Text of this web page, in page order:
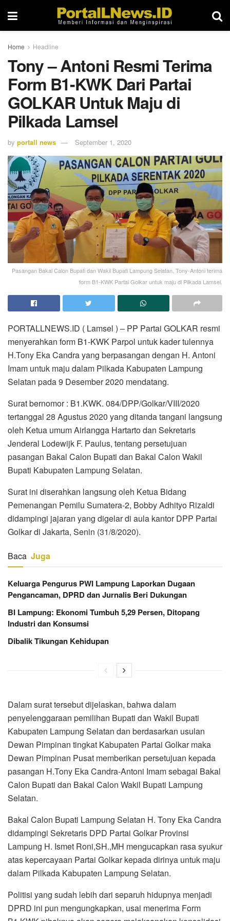
Home Headline
Tony – Antoni Resmi Terima
Form B1-KWK Dari Partai
GOLKAR Untuk Maju di
Pilkada Lamsel
by portall news September 1, 2020
Pasangan Bakal Calon Bupati dan Wakil Bupati Lampung Selatan, Tony-Antoni terima
form B1-KWK Partai Golkar untuk maju di Pilkada Lamsel.
PORTALLNEWS.ID ( Lamsel ) – PP Partai GOLKAR resmi
menyerahkan form B1-KWK Parpol untuk kader tulennya
H.Tony Eka Candra yang berpasangan dengan H. Antoni
Imam untuk maju dalam Pilkada Kabupaten Lampung
Selatan pada 9 Desember 2020 mendatang.
Surat bernomor : B1.KWK. 084/DPP/Golkar/VIII/2020
tertanggal 28 Agustus 2020 yang ditanda tangani langsung
oleh Ketua umum Airlangga Hartarto dan Sekretaris
Jenderal Lodewijk F. Paulus, tentang persetujuan
pasangan Bakal Calon Bupati dan Bakal Calon Wakil
Bupati Kabupaten Lampung Selatan.
Surat ini diserahkan langsung oleh Ketua Bidang
Pemenangan Pemilu Sumatera-2, Bobby Adhityo Rizaldi
didampingi jajaran yang digelar di aula kantor DPP Partai
Golkar di Jakarta, Senin (31/8/2020).
Baca Juga
Keluarga Pengurus PWI Lampung Laporkan Dugaan
Pengancaman, DPRD dan Jurnalis Beri Dukungan
BI Lampung: Ekonomi Tumbuh 5,29 Persen, Ditopang
Industri dan Konsumsi
Dibalik Tikungan Kehidupan
Dalam surat tersebut dijelaskan, bahwa dalam
penyelenggaraan pemilihan Bupati dan Wakil Bupati
Kabupaten Lampung Selatan dan berdasarkan usulan
Dewan Pimpinan tingkat Kabupaten Partai Golkar maka
Dewan Pimpinan Pusat memberikan persetujuan kepada
pasangan H.Tony Eka Candra-Antoni Imam sebagai Bakal
Calon Bupati dan Bakal Calon Wakil Bupati Lampung
Selatan.
Bakal Calon Bupati Lampung Selatan H. Tony Eka Candra
didampingi Sekretaris DPD Partai Golkar Provinsi
Lampung H. Ismet Roni,SH.,MH mengucapkan rasa syukur
atas kepercayaan Partai Golkar kepada dirinya untuk maju
dalam Pilkada Kabupaten Lampung Selatan.
Politisi yang sudah lebih dari separuh hidupnya menjadi
DPRD ini pun mengungkapkan, usai menerima Form